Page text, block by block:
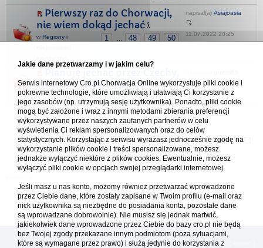
Pierwszy raz do Chorwacji,
nie wiem dokąd jechać
1 48 49 50
w Regiony i
napisał(a) Asiajoasia
11.07.2022 20:25
Austrię i Włochy do Monaco...
wSamochodem - trasy, noclegi, przepisy, uwagi 18.09.2024 21:46
Forum Chorwacja Online - Cro.pl
Usuń ciasteczka• Strefa czasowa: UTC + 1 (Polska - czas zimowy) [ DST
[reklama ] [
Jakie dane przetwarzamy i w jakim celu?
Serwis internetowy Cro.pl Chorwacja Online wykorzystuje pliki cookie i
pokrewne technologie, które umożliwiają i ułatwiają Ci korzystanie z
jego zasobów (np. utrzymują sesję użytkownika). Ponadto, pliki cookie
mogą być założone i wraz z innymi metodami zbierania preferencji
wykorzystywane przez naszych zaufanych partnerów w celu
wyświetlenia Ci reklam spersonalizowanych oraz do celów
statystycznych. Korzystając z serwisu wyrażasz jednocześnie zgodę na
wykorzystanie plików cookie i treści spersonalizowane, możesz
jednakże wyłączyć niektóre z plików cookies. Ewentualnie, możesz
wyłączyć pliki cookie w opcjach swojej przeglądarki internetowej.
Jeśli masz u nas konto, możemy również przetwarzać wprowadzone
przez Ciebie dane, które zostały zapisane w Twoim profilu (e-mail oraz
nick użytkownika są niezbędne do posiadania konta, pozostałe dane
są wprowadzane dobrowolnie). Nie musisz się jednak martwić,
jakiekolwiek dane wprowadzone przez Ciebie do bazy cro.pl nie będą
bez Twojej zgody przekazane innym podmiotom (poza sytuacjami,
które są wymagane przez prawo) i służą jedynie do korzystania z